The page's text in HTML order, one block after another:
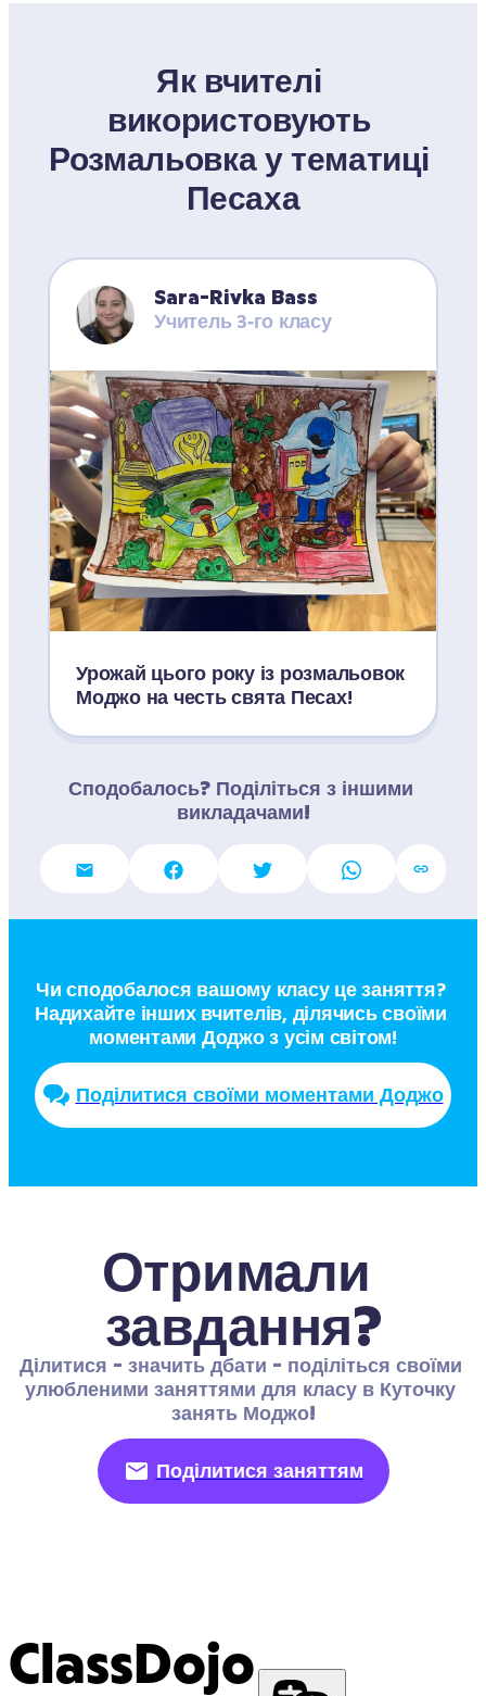
Як вчителі
використовують
Розмальовка у тематиці
Песаха
Sara-Rivka Bass
Учитель 3‑го класу
Урожай цього року із розмальовок
Моджо на честь свята Песах!
Сподобалось? Поділіться з іншими
викладачами!
Чи сподобалося вашому класу це заняття?
Надихайте інших вчителів, ділячись своїми
моментами Доджо з усім світом!
Поділитися своїми моментами Доджо
Отримали
завдання?
Ділитися - значить дбати - поділіться своїми
улюбленими заняттями для класу в Куточку
занять Моджо!
Поділитися заняттям
ClassDojo